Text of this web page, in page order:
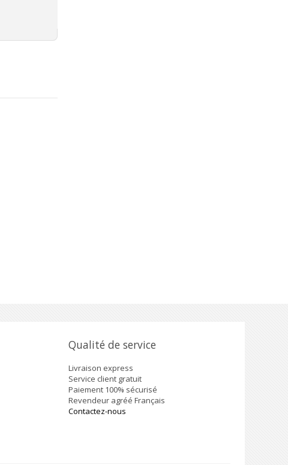
Qualité de service
Livraison express
Service client gratuit
Paiement 100% sécurisé
Revendeur agréé Français
Contactez-nous